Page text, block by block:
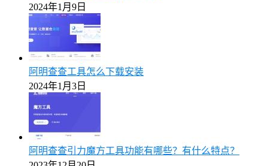
2024年1月9日
阿明查查工具怎么下载安装
2024年1月3日
阿明查查引力魔方工具功能有哪些？有什么特点？